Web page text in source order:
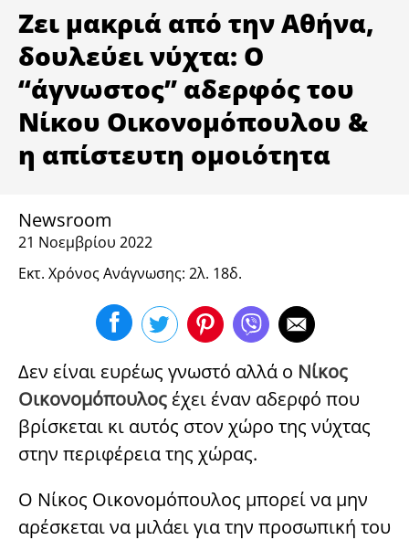
ΥΓΕΙΑ
Ζει μακριά από την Αθήνα,
δουλεύει νύχτα: Ο
“άγνωστος” αδερφός του
Νίκου Οικονομόπουλου &
η απίστευτη ομοιότητα
Newsroom
21 Νοεμβρίου 2022
Εκτ. Χρόνος Ανάγνωσης: 2λ. 18δ.
Δεν είναι ευρέως γνωστό αλλά ο Νίκος
Οικονομόπουλος έχει έναν αδερφό που
βρίσκεται κι αυτός στον χώρο της νύχτας
στην περιφέρεια της χώρας.
Ο Νίκος Οικονομόπουλος μπορεί να μην
αρέσκεται να μιλάει για την προσωπική του